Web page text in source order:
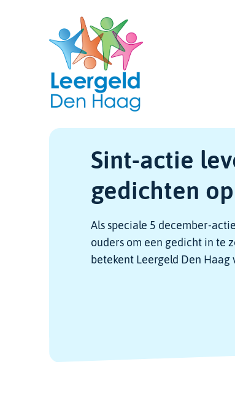
links
Hoofdnavigatie
Sint-actie
gedichten op
Als speciale 5 december-
ouders om een gedicht in te
betekent Leergeld Den Haag